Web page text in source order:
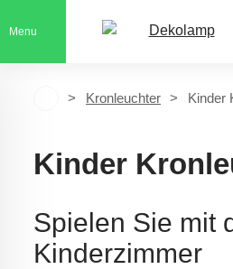
Menu
Kronleuchter Kinder
Kinder
Spielen Sie mit
Kinderzimmer